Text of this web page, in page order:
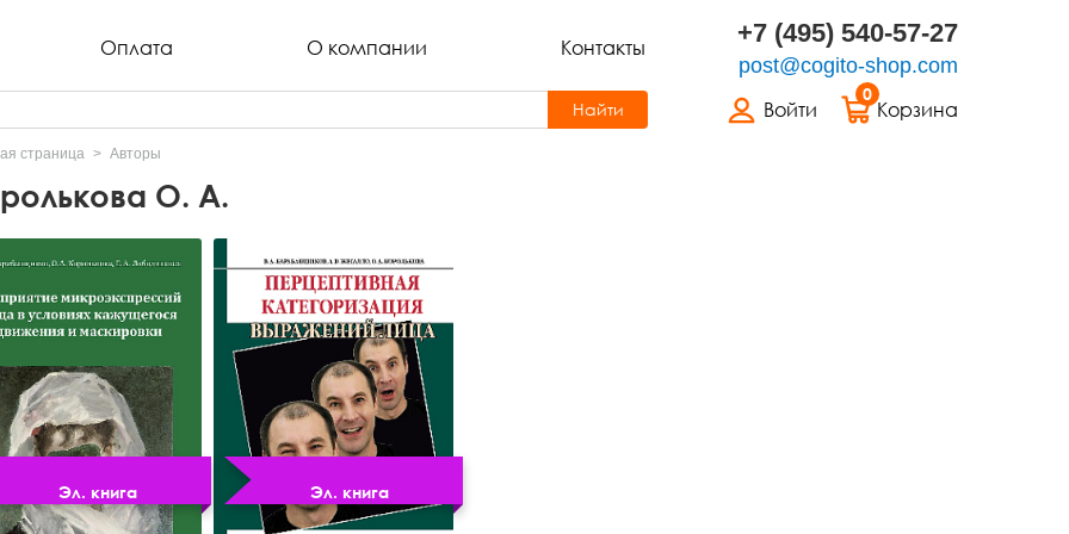
Оплата О компании Контакты +7 (495) 540-57-27
post@cogito-shop.com
Войти
0
Корзина
Найти
страница Авторы
О. А.
Эл. книга Эл. книга